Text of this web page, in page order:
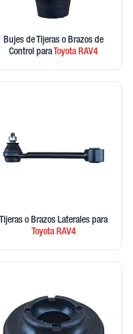
Bujes de Tijeras o Brazos de
Control para ToyotaRAV4
Tijeras o Brazos Laterales para
ToyotaRAV4